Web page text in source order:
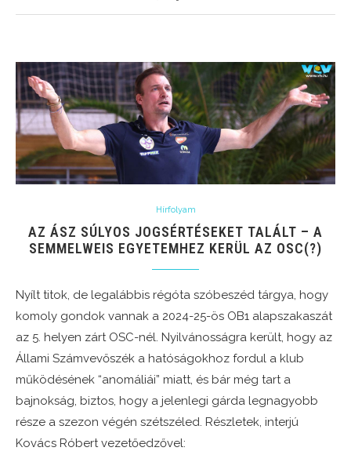
Hírfolyam
AZ ÁSZ SÚLYOS JOGSÉRTÉSEKET TALÁLT – A
SEMMELWEIS EGYETEMHEZ KERÜL AZ OSC(?)
Nyílt titok, de legalábbis régóta szóbeszéd tárgya, hogy
komoly gondok vannak a 2024-25-ös OB1 alapszakaszát
az 5. helyen zárt OSC-nél. Nyilvánosságra került, hogy az
Állami Számvevőszék a hatóságokhoz fordul a klub
működésének “anomáliái” miatt, és bár még tart a
bajnokság, biztos, hogy a jelenlegi gárda legnagyobb
része a szezon végén szétszéled. Részletek, interjú
Kovács Róbert vezetőedzővel: